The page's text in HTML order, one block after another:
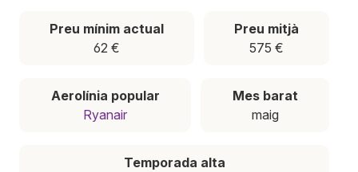
Preu mínim actual
62 €
Preu mitjà
575 €
Aerolínia popular
Ryanair
Mes barat
maig
Temporada alta